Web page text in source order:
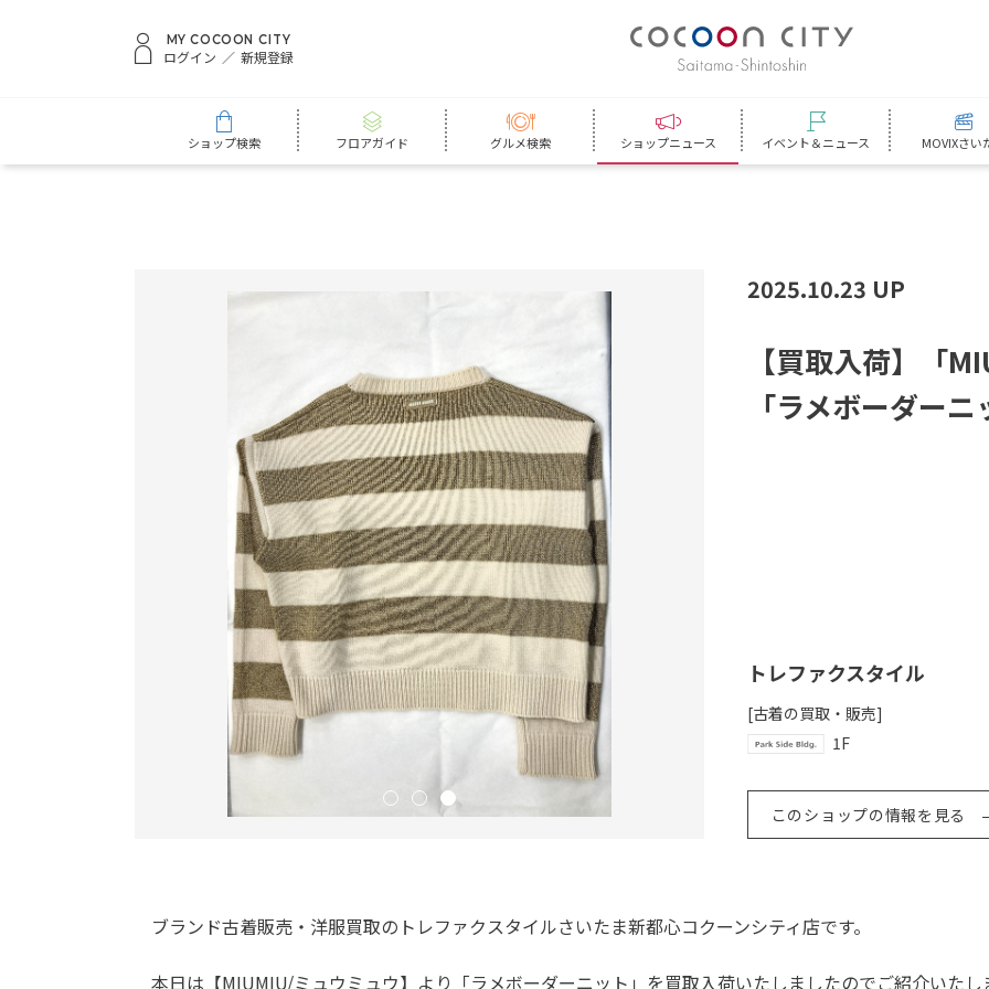
MY COCOON CITY
ログイン 新規登録
ショップ検索 フロアガイド グルメ検索 ショップニュース イベント＆ニュース MOVIXさい
2025.10.23 UP
【買取入荷】 「MI
「ラメボーダーニ
トレファクスタイル
[古着の買取・販売]
1F
このショップの情報を見る
ブランド古着販売・洋服買取のトレファクスタイルさいたま新都心コクーンシティ店です。
本日は【MIUMIU/ミュウミュウ】より「ラメボーダーニット」を買取入荷いたしましたのでご紹介いたし